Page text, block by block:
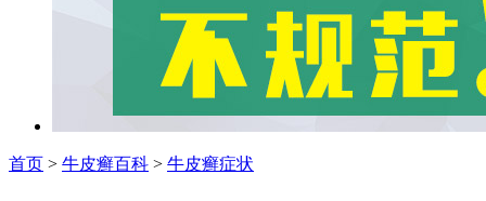
首页 > 牛皮癣百科 > 牛皮癣症状